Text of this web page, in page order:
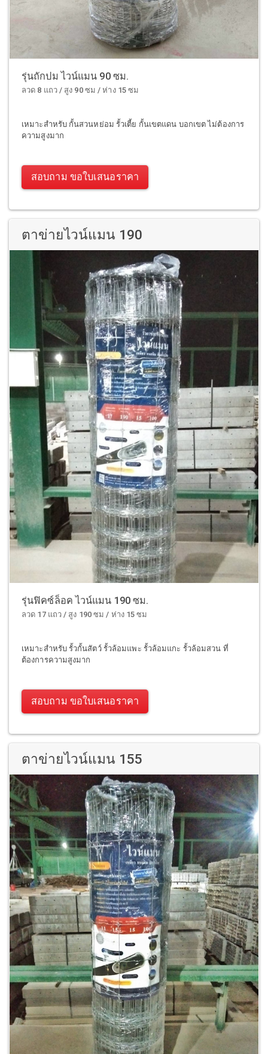
รุ่นถักปม ไวน์แมน 90 ซม.
ลวด 8 แถว / สูง 90 ซม / ห่าง 15 ซม
เหมาะสำหรับ กั้นสวนหย่อม รั้วเตี้ย กั้นเขตแดน บอกเขต ไม่ต้องการ
ความสูงมาก
สอบถาม ขอใบเสนอราคา
ตาข่ายไวน์แมน 190
รุ่นฟิคซ์ล็อค ไวน์แมน 190 ซม.
ลวด 17 แถว / สูง 190 ซม / ห่าง 15 ซม
เหมาะสำหรับ รั้วกั้นสัตว์ รั้วล้อมแพะ รั้วล้อมแกะ รั้วล้อมสวน ที่
ต้องการความสูงมาก
สอบถาม ขอใบเสนอราคา
ตาข่ายไวน์แมน 155